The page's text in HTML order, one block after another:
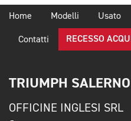
Home Modelli Usato
Contatti RECESSO
TRIUMPH SALERNO
OFFICINE INGLESI SRL